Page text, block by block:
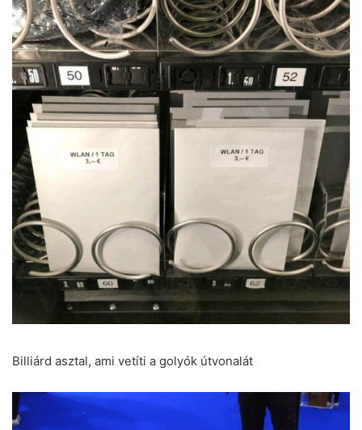
Billiárd asztal, ami vetíti a golyók útvonalát